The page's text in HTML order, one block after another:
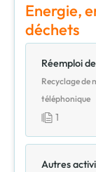
Energie,
déchets
Réemploi
Recyclage de
téléphonique
1
Autres